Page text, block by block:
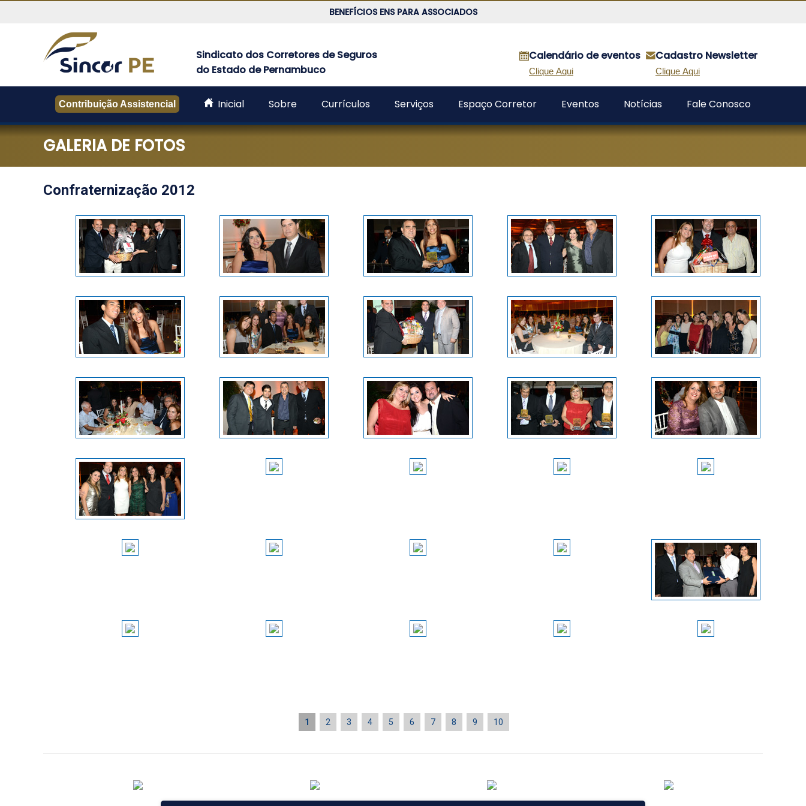
BENEFÍCIOS ENS PARA ASSOCIADOS
dos
Corretores
Seguros
Estado
Pernambuco
Sindicato dos Corretores de Seguros
do Estado de Pernambuco
Cadastro Newsletter
Clique Aqui
Calendário de eventos
Clique Aqui
Contribuição Assistencial Inicial Sobre Currículos Serviços Espaço Corretor Eventos Notícias Fale Conosco
GALERIA DE FOTOS
Confraternização 2012
1 2 3 4 5 6 7 8 9 10